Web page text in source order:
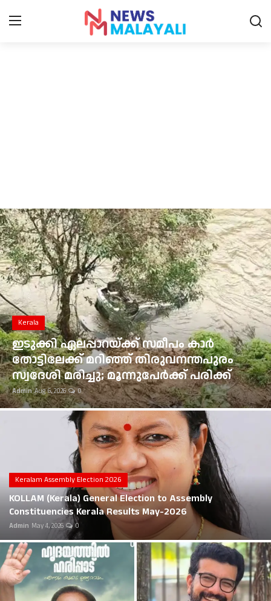
Entertainment
Sports
Food
Gulf News
Loksabha Election 2024
Technology
Health
Jobs Mall
Career
Education
Business
Local News
Earn Money
Kerala
ഭൂമി തരംമാറ്റ അപേക്ഷ: കോടതി
ഉത്തരവുകൾ ആവർത്തിച്ച് ലംഘിച്ച
മൂവാറ്റുപുഴ ആർഡിഒയ്ക്ക് 25,000 രൂപ
പിഴ
Admin Aug 6, 2026 0
Keralam Assembly Election 2026
KOLLAM (Kerala) General Election to Assembly
Constituencies Kerala Results May-2026
Admin May 4, 2026 0